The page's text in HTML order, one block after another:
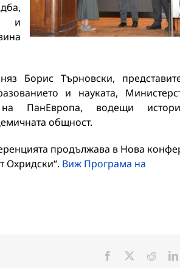
и
Борис Търновски,
и науката,
ПанЕвропа, водещи
общност.
продължава в Нова
Охридски“. Виж Програма на
Facebook Reddit